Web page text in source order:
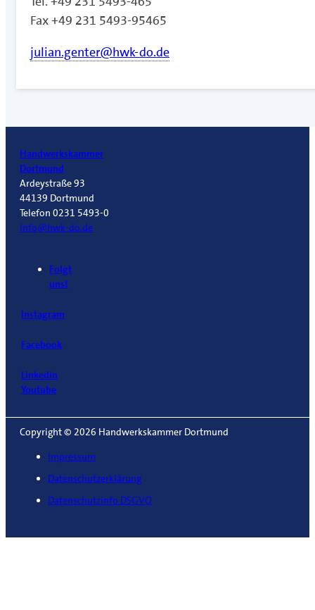
Fax +49 231 5493-95465
julian.genter@hwk-do.de
Handwerkskammer
Dortmund
Ardeystraße 93
44139 Dortmund
Telefon 0231 5493-0
info@hwk-do.de
Folgt
uns!
Instagram
Facebook
Linkedin
Youtube
Copyright © 2026 Handwerkskammer Dortmund
Impressum
Datenschutzerklärung
Datenschutzinfo DSGVO